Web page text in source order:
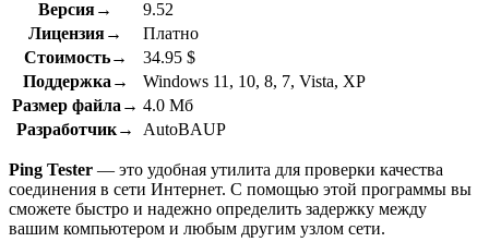
Версия→
9.52
Лицензия→
Платно
Стоимость→
34.95 $
Поддержка→
Windows 11, 10, 8, 7, Vista, XP
Размер файла→ 4.0 Мб
Разработчик→
AutoBAUP
Ping Tester — это удобная утилита для проверки качества
соединения в сети Интернет. С помощью этой программы вы
сможете быстро и надежно определить задержку между
вашим компьютером и любым другим узлом сети.